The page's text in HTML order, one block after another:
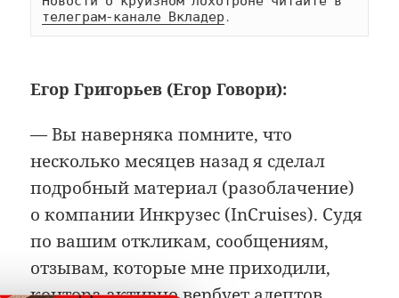
телеграм-канале Вкладер .
Егор Григорьев (Егор Говори):
— Вы наверняка помните, что
несколько месяцев назад я сделал
подробный материал (разоблачение)
о компании Инкрузес (InCruises). Судя
по вашим откликам, сообщениям,
отзывам, которые мне приходили,